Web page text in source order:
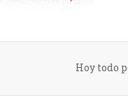
Hoy todo